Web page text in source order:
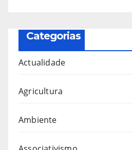
Categorias
Actualidade
Agricultura
Ambiente